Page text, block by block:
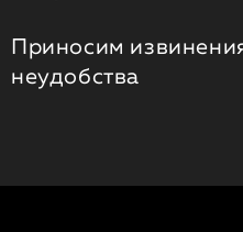
Приносим
неудобства